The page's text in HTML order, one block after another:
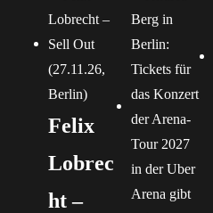
Felix
Lobrec
ht –